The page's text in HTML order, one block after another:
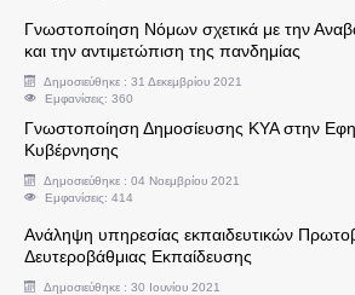
Μεταθέσεις - Αποσπάσεις -
Πανελλήνιες Εξετάσεις
Προκηρύξεις
Υποδείγματα Αιτήσεων
Δικαιολογτικά για Άδεια
Γνωστοποίηση Νόμων σχετικά με την
και την αντιμετώπιση της πανδημίας
Δημοσιεύθηκε : 31 Δεκεμβρίου 2021
Εμφανίσεις: 360
Γνωστοποίηση Δημοσίευσης ΚΥΑ στην
Κυβέρνησης
Δημοσιεύθηκε : 04 Νοεμβρίου 2021
Εμφανίσεις: 414
Ανάληψη υπηρεσίας εκπαιδευτικών
Δευτεροβάθμιας Εκπαίδευσης
Δημοσιεύθηκε : 30 Ιουνίου 2021